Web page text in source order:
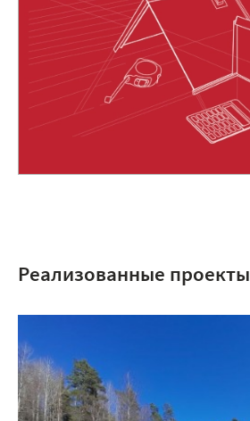
Реализованные проекты